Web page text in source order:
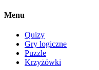
Menu
Quizy
Gry logiczne
Puzzle
Krzyżówki